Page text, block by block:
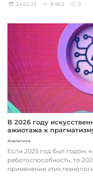
24.02.25 8 903 0
В 2026 году
ажиотажа к
Аналитика
Если 2025 год был годом,
работоспособность, то
применения этих